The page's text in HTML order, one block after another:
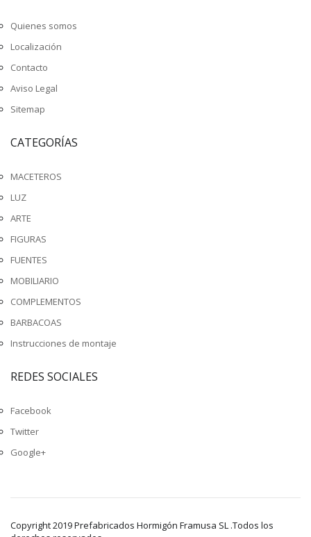
Quienes somos
Localización
Contacto
Aviso Legal
Sitemap
CATEGORÍAS
MACETEROS
LUZ
ARTE
FIGURAS
FUENTES
MOBILIARIO
COMPLEMENTOS
BARBACOAS
Instrucciones de montaje
REDES SOCIALES
Facebook
Twitter
Google+
Copyright 2019 Prefabricados Hormigón Framusa SL .Todos los